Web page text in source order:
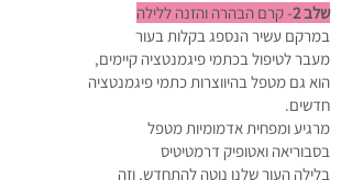
שלב 2 - קרם הבהרה והזנה ללילה
במרקם עשיר הנספג בקלות בעור
מעבר לטיפול בכתמי פיגמנטציה קיימים,
הוא גם מטפל בהיווצרות כתמי פיגמנטציה
חדשים.
מרגיע ומפחית אדמומיות מטפל
בסבוריאה ואטופיק דרמטיטיס
בלילה העור שלנו נוטה להתחדש, וזה